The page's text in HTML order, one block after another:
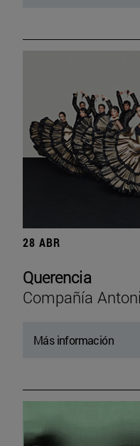
28 ABR
Querencia
Compañía
Más información